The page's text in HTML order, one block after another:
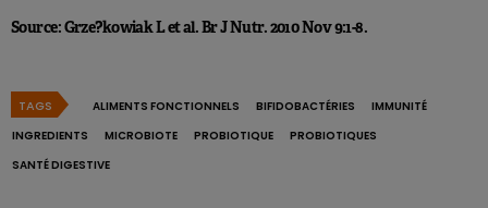
Source: Grze?kowiak L et al. Br J Nutr. 2010 Nov 9:1-8.
TAGS ALIMENTS FONCTIONNELS BIFIDOBACTÉRIES
IMMUNITÉ
INGREDIENTS
MICROBIOTE PROBIOTIQUE
PROBIOTIQUES
SANTÉ DIGESTIVE